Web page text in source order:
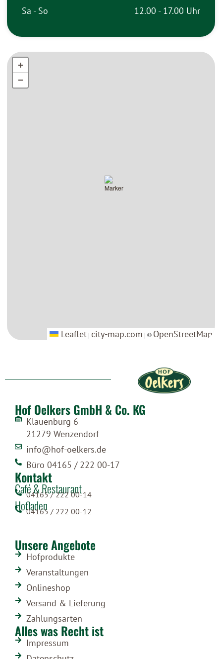
+
−
Leaflet | city-map.com | © OpenStreetMap
+
−
Leaflet | city-map.com | © OpenStreetMap
Sa - So
12.00 - 17.00 Uhr
Hof Oelkers GmbH & Co. KG
Klauenburg 6
21279 Wenzendorf
info@hof-oelkers.de
Büro 04165 / 222 00-17
Kontakt
Café & Restaurant
04165 / 222 00-14
Hofladen
04165 / 222 00-12
Unsere Angebote
Hofprodukte
Veranstaltungen
Onlineshop
Versand & Lieferung
Zahlungsarten
Alles was Recht ist
Impressum